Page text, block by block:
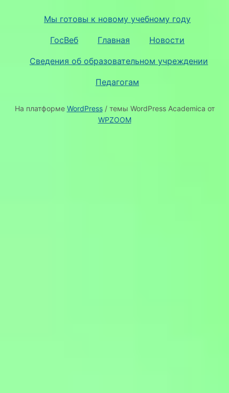
Мы готовы к новому учебному году
ГосВеб Главная Новости
Сведения об образовательном учреждении
Педагогам
На платформе WordPress/ темы WordPress Academica от
WPZOOM